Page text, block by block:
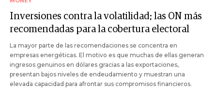
Inversiones contra la volatilidad; las ON más
recomendadas para la cobertura electoral
La mayor parte de las recomendaciones se concentra en
empresas energéticas. El motivo es que muchas de ellas generan
ingresos genuinos en dólares gracias a las exportaciones,
presentan bajos niveles de endeudamiento y muestran una
elevada capacidad para afrontar sus compromisos financieros.